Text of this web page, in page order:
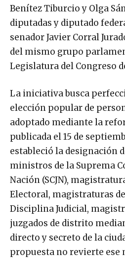
Benítez Tiburcio y Olga
diputadas y diputado
senador Javier Corral
del mismo grupo
Legislatura del Congreso
La iniciativa busca
elección popular de
adoptado mediante la
publicada el 15 de
estableció la designación
ministros de la Suprema
Nación (SCJN),
Electoral, magistraturas
Disciplina Judicial,
juzgados de distrito
directo y secreto de la
propuesta no revierte ese